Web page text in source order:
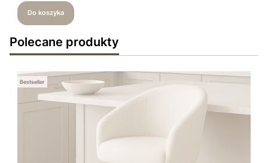
Do koszyka
Polecane produkty
Bestseller